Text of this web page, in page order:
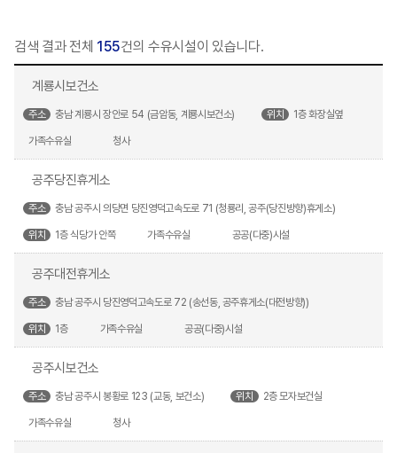
검색 결과 전체 155건의 수유시설이 있습니다.
계룡시보건소
주소 충남 계룡시 장안로 54 (금암동, 계룡시보건소) 위치 1층 화장실옆
가족수유실 청사
공주당진휴게소
주소 충남 공주시 의당면 당진영덕고속도로 71 (청룡리, 공주(당진방향)휴게소)
위치 1층 식당가 안쪽 가족수유실 공공(다중)시설
공주대전휴게소
주소 충남 공주시 당진영덕고속도로 72 (송선동, 공주휴게소(대전방향))
위치 1층 가족수유실 공공(다중)시설
공주시보건소
주소 충남 공주시 봉황로 123 (교동, 보건소) 위치 2층 모자보건실
가족수유실 청사